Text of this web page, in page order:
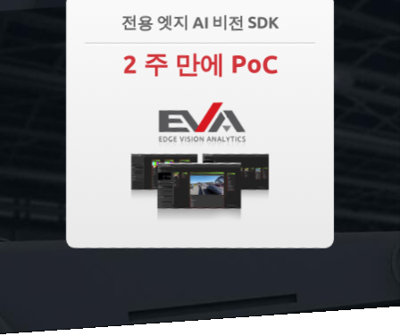
전용 엣지 AI 비전 SDK
2 주 만에 PoC